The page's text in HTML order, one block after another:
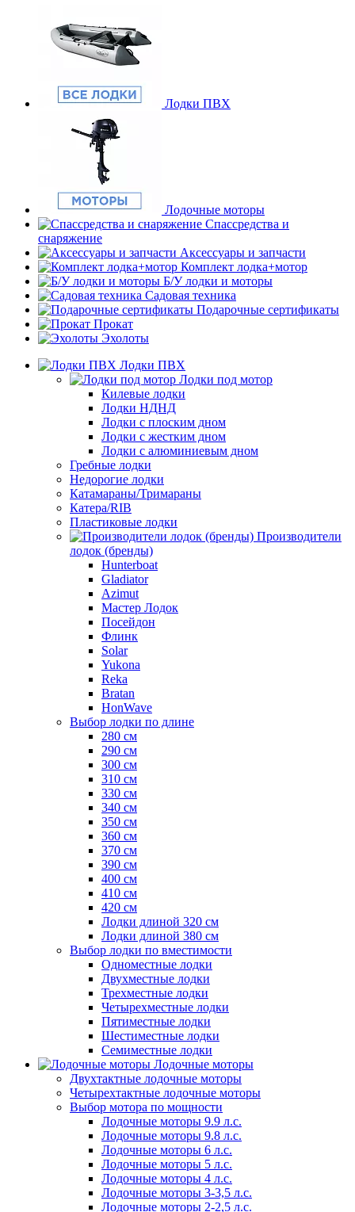
Лодки ПВХ
Лодочные моторы
Спассредства и
снаряжение
Аксессуары и запчасти
Комплект лодка+мотор
Б/У лодки и моторы
Садовая техника
Подарочные сертификаты
Прокат
Эхолоты
Лодки ПВХ
Лодки под мотор
Килевые лодки
Лодки НДНД
Лодки с плоским дном
Лодки с жестким дном
Лодки с алюминиевым дном
Гребные лодки
Недорогие лодки
Катамараны/Тримараны
Катера/RIB
Пластиковые лодки
Производители
лодок (бренды)
Hunterboat
Gladiator
Azimut
Мастер Лодок
Посейдон
Флинк
Solar
Yukona
Reka
Bratan
HonWave
Выбор лодки по длине
280 см
290 см
300 см
310 см
330 см
340 см
350 см
360 см
370 см
390 см
400 см
410 см
420 см
Лодки длиной 320 см
Лодки длиной 380 см
Выбор лодки по вместимости
Одноместные лодки
Двухместные лодки
Трехместные лодки
Четырехместные лодки
Пятиместные лодки
Шестиместные лодки
Семиместные лодки
Лодочные моторы
Двухтактные лодочные моторы
Четырехтактные лодочные моторы
Выбор мотора по мощности
Лодочные моторы 9.9 л.с.
Лодочные моторы 9.8 л.с.
Лодочные моторы 6 л.с.
Лодочные моторы 5 л.с.
Лодочные моторы 4 л.с.
Лодочные моторы 3-3,5 л.с.
Лодочные моторы 2-2,5 л.с.